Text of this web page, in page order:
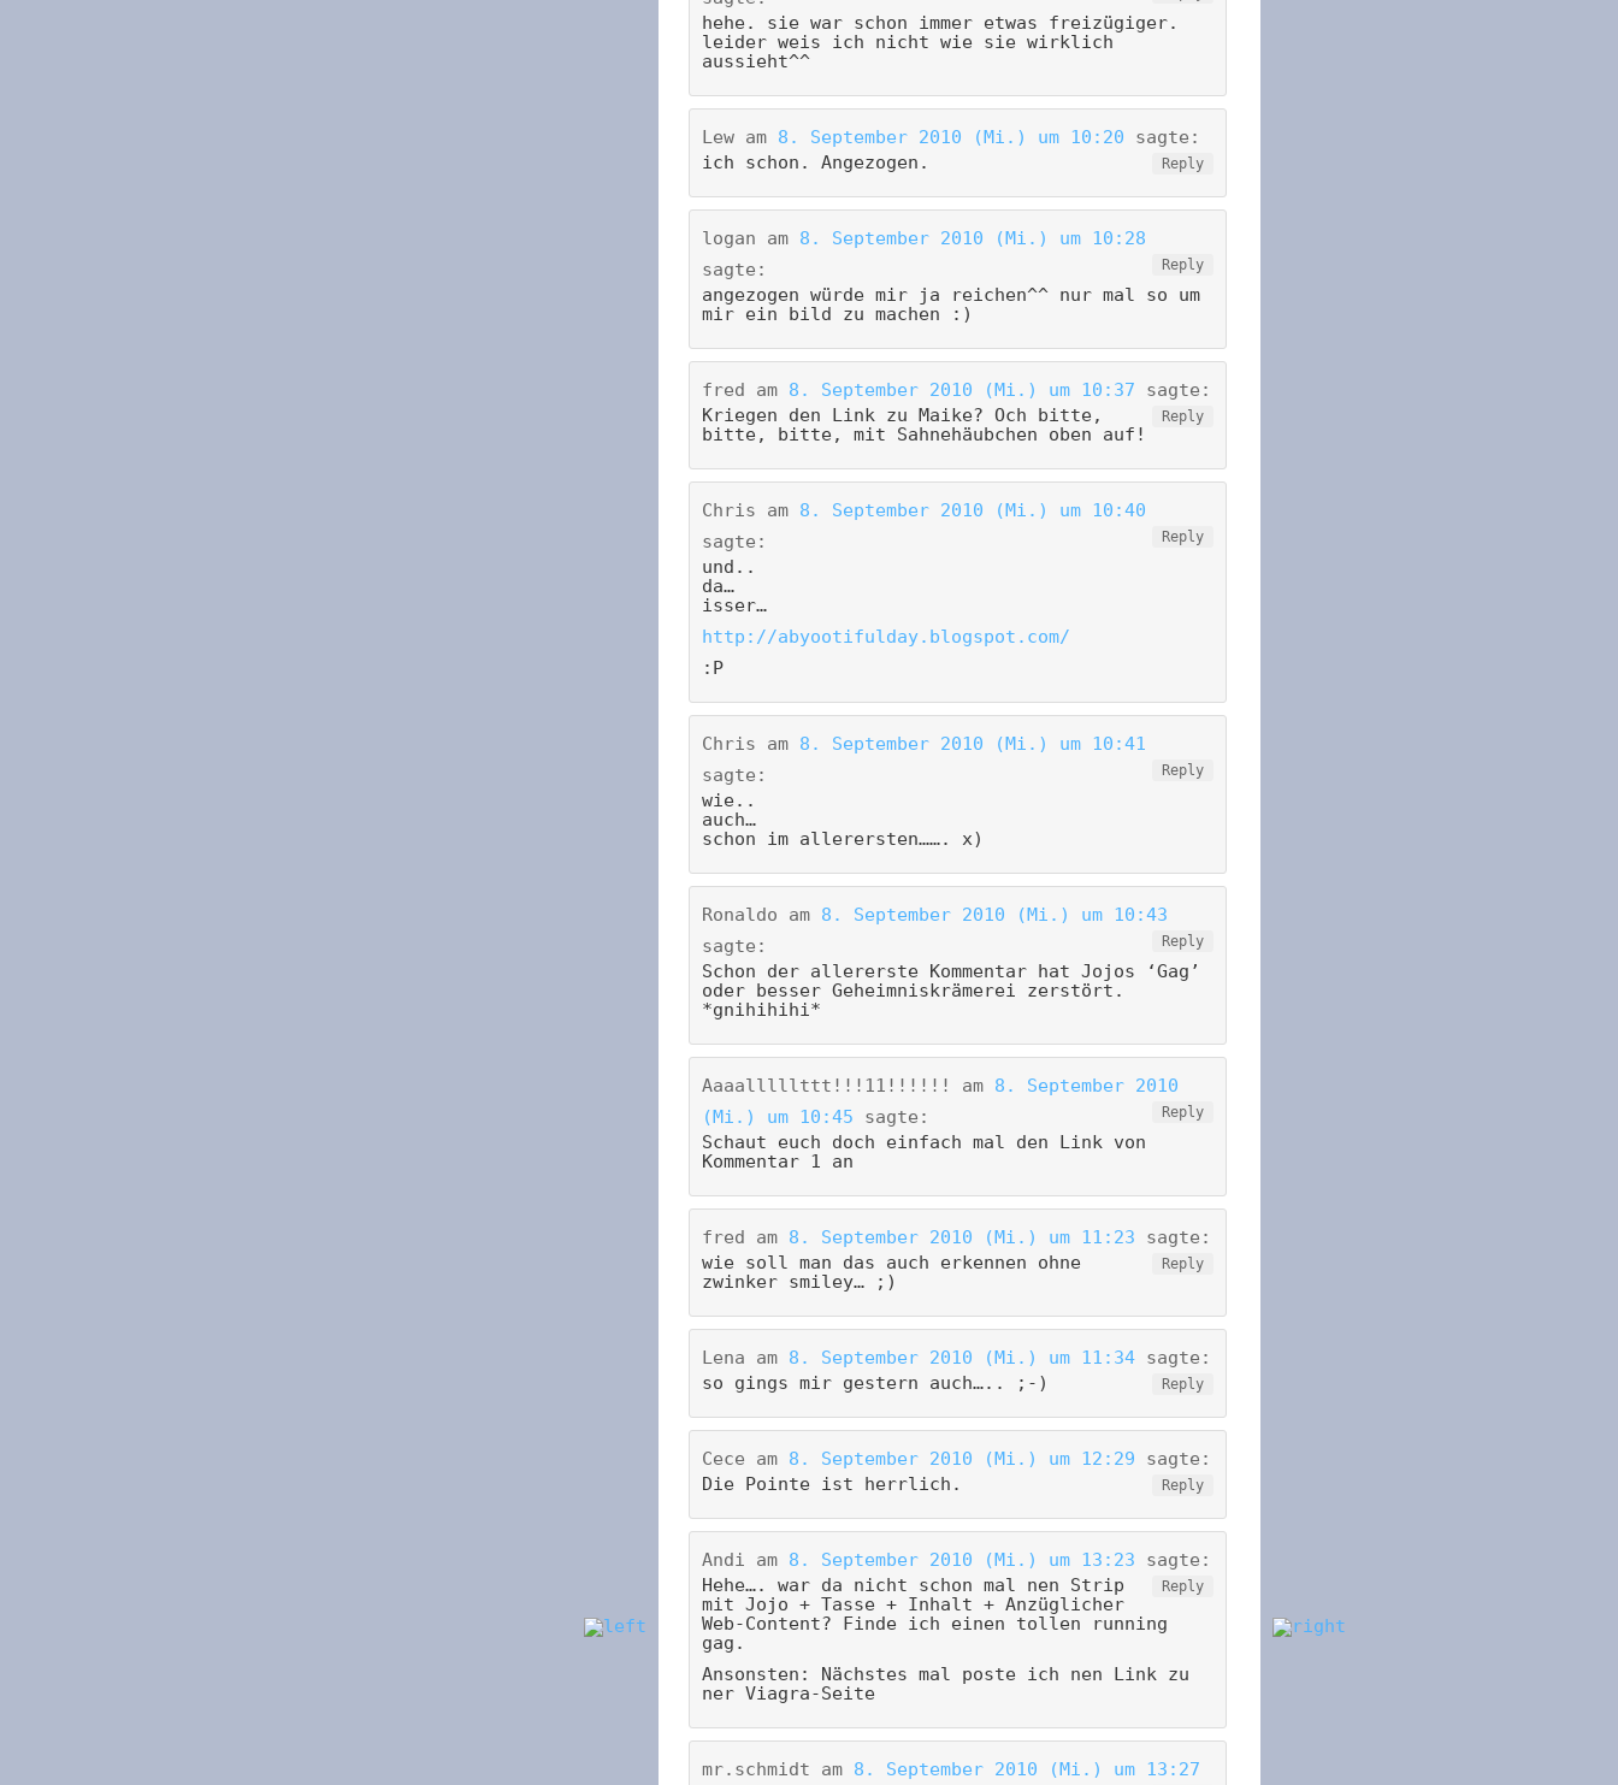
hehe. sie war schon immer etwas freizügiger.
leider weis ich nicht wie sie wirklich
aussieht^^
Lew am 8. September 2010 (Mi.) um 10:20 sagte:
Reply
ich schon. Angezogen.
logan am 8. September 2010 (Mi.) um 10:28
sagte:
Reply
angezogen würde mir ja reichen^^ nur mal so um
mir ein bild zu machen :)
fred am 8. September 2010 (Mi.) um 10:37 sagte:
Reply
Kriegen den Link zu Maike? Och bitte,
bitte, bitte, mit Sahnehäubchen oben auf!
Chris am 8. September 2010 (Mi.) um 10:40
sagte:
Reply
und..
da…
isser…
http://abyootifulday.blogspot.com/
:P
Chris am 8. September 2010 (Mi.) um 10:41
sagte:
Reply
wie..
auch…
schon im allerersten……. x)
Ronaldo am 8. September 2010 (Mi.) um 10:43
sagte:
Reply
Schon der allererste Kommentar hat Jojos ‘Gag’
oder besser Geheimniskrämerei zerstört.
*gnihihihi*
Aaaalllllttt!!!11!!!!!! am 8. September 2010
(Mi.) um 10:45
sagte: Reply
Schaut euch doch einfach mal den Link von
Kommentar 1 an
fred am 8. September 2010 (Mi.) um 11:23 sagte:
Reply
wie soll man das auch erkennen ohne
zwinker smiley… ;)
Lena am 8. September 2010 (Mi.) um 11:34 sagte:
Reply
so gings mir gestern auch….. ;-)
Cece am 8. September 2010 (Mi.) um 12:29 sagte:
Reply
Die Pointe ist herrlich.
Andi am 8. September 2010 (Mi.) um 13:23 sagte:
Reply
Hehe…. war da nicht schon mal nen Strip
mit Jojo + Tasse + Inhalt + Anzüglicher
Web-Content? Finde ich einen tollen running
gag.
Ansonsten: Nächstes mal poste ich nen Link zu
ner Viagra-Seite
mr.schmidt am 8. September 2010 (Mi.) um 13:27